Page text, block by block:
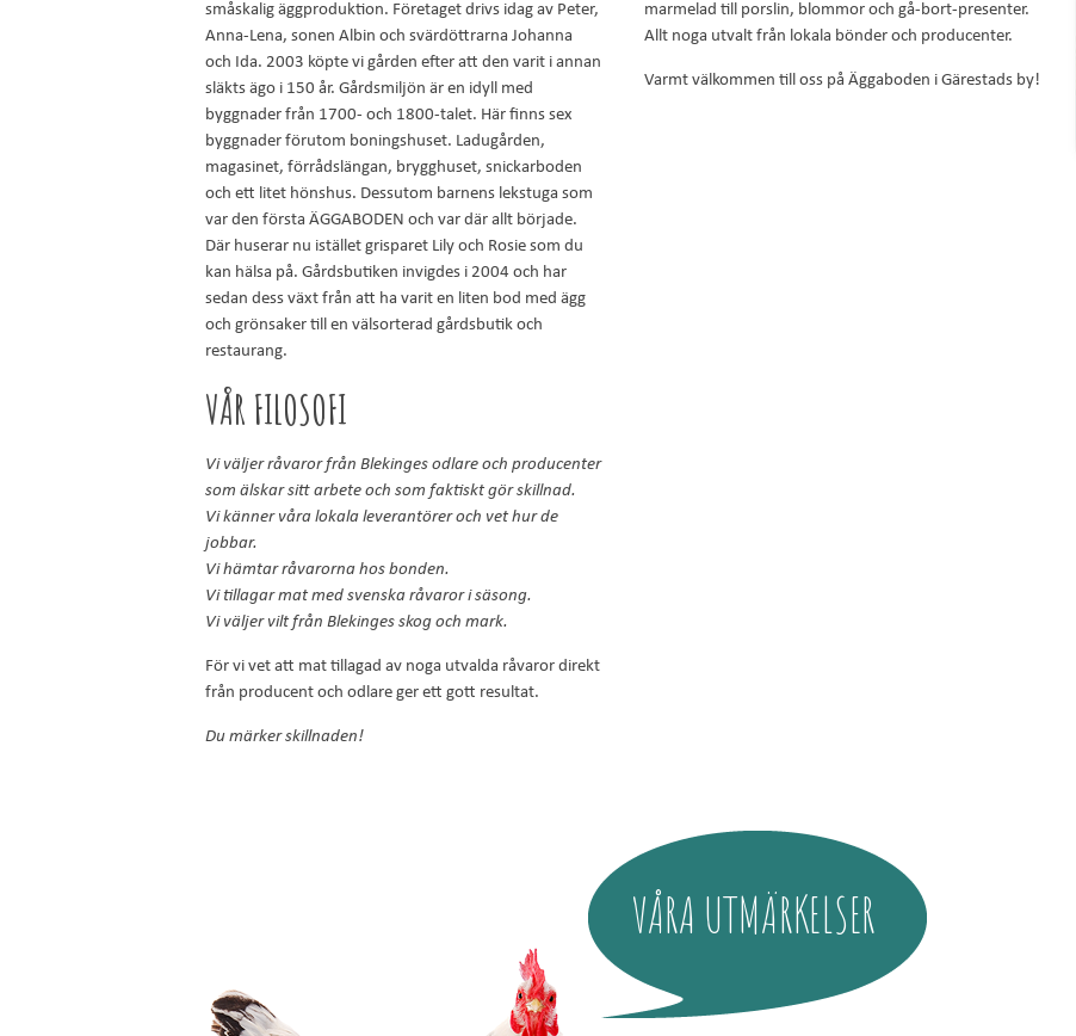
småskalig äggproduktion. Företaget drivs idag av Peter,
Anna-Lena, sonen Albin och svärdöttrarna Johanna
och Ida. 2003 köpte vi gården efter att den varit i annan
släkts ägo i 150 år. Gårdsmiljön är en idyll med
byggnader från 1700- och 1800-talet. Här finns sex
byggnader förutom boningshuset. Ladugården,
magasinet, förrådslängan, brygghuset, snickarboden
och ett litet hönshus. Dessutom barnens lekstuga som
var den första ÄGGABODEN och var där allt började.
Där huserar nu istället grisparet Lily och Rosie som du
kan hälsa på. Gårdsbutiken invigdes i 2004 och har
sedan dess växt från att ha varit en liten bod med ägg
och grönsaker till en välsorterad gårdsbutik och
restaurang.
marmelad till porslin, blommor och gå-bort-presenter.
Allt noga utvalt från lokala bönder och producenter.
Varmt välkommen till oss på Äggaboden i Gärestads by!
VÅR FILOSOFI
Vi väljer råvaror från Blekinges odlare och producenter
som älskar sitt arbete och som faktiskt gör skillnad.
Vi känner våra lokala leverantörer och vet hur de
jobbar.
Vi hämtar råvarorna hos bonden.
Vi tillagar mat med svenska råvaror i säsong.
Vi väljer vilt från Blekinges skog och mark.
För vi vet att mat tillagad av noga utvalda råvaror direkt
från producent och odlare ger ett gott resultat.
Du märker skillnaden!
VÅRA UTMÄRKELSER